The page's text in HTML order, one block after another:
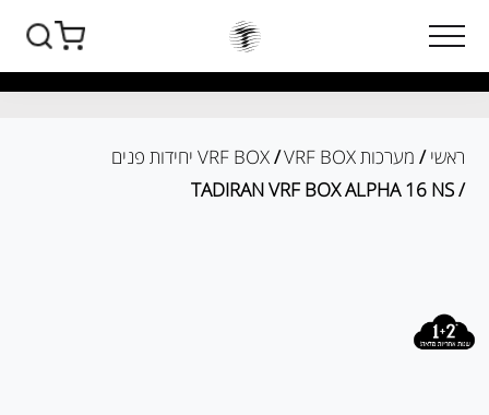
ראשי / מערכות VRF BOX /VRF BOX יחידות פנים
/ TADIRAN VRF BOX ALPHA 16 NS